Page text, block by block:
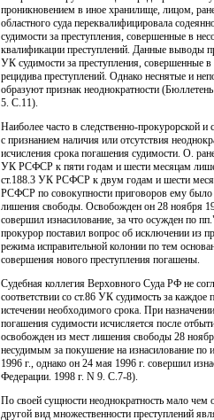
проникновением в иное хранилище, лицом,
областного суда переквалифицировала
судимости за преступления, совершенные в
квалификации преступлений. Данные выводы
УК судимости за преступления, совершенные
рецидива преступлений. Однако неснятые и
образуют признак неоднократности
5. С.11).
Наиболее часто в следственно-прокурорской
с признанием наличия или отсутствия
исчисления срока погашения судимости. О.
УК РСФСР к пяти годам и шести месяцам
ст.188.3 УК РСФСР к двум годам и шести
РСФСР по совокупности приговоров ему было
лишения свободы. Освобожден он 28 ноября
совершил изнасилование, за что осужден по
прокурор поставил вопрос об исключении из
режима исправительной колонии по тем
совершения нового преступления погашены.
Судебная коллегия Верховного Суда РФ не
соответствии со ст.86 УК судимость за каждое
истечении необходимого срока. При
погашения судимости исчисляется после
освобожден из мест лишения свободы 28
несудимым за покушение на изнасилование по
1996 г., однако он 24 мая 1996 г. совершил
Федерации. 1998 г. N 9. С.7-8).
По своей сущности неоднократность мало чем
другой вид множественности преступлений